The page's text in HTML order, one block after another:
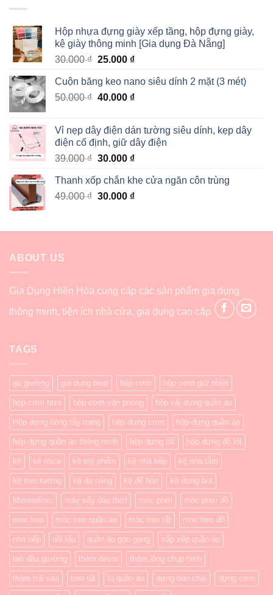
Hộp nhựa đựng giày xếp tầng, hộp đựng giày,
kệ giày thông minh [Gia dụng Đà Nẵng]
30.000₫ 25.000 ₫
Cuộn băng keo nano siêu dính 2 mặt (3 mét)
50.000₫ 40.000 ₫
Vỉ nẹp dây điện dán tường siêu dính, kẹp dây
điện cố định, giữ dây điện
39.000₫ 30.000 ₫
Thanh xốp chắn khe cửa ngăn côn trùng
49.000₫ 30.000 ₫
ABOUT US
Gia Dụng Hiền Hòa cung cấp các sản phẩm gia dụng
thông minh, tiện ích nhà cửa, gia dụng cao cấp
TAGS
ga giường gia dụng bear hộp cơm hộp cơm giữ nhiệt
hộp cơm trưa hộp cơm văn phòng hộp vải đựng quần áo
Hộp đựng bông tẩy trang hộp đựng cơm hộp đựng quần áo
hộp đựng quần áo thông minh hộp đựng tất hộp đựng đồ lót
kệ kệ mica kệ mỹ phẩm kệ nhà bếp kệ nhà tắm
kệ treo tường kệ đa năng kệ để bàn kệ đựng bút
Minimalism máy sấy dao thớt móc phơi móc phơi đồ
móc treo móc treo quần áo móc treo tất móc treo đồ
nhà bếp nồi lẩu quần áo gọn gàng sắp xếp quần áo
tab đầu giường thảm decor thảm lông chụp hình
thảm trải sàn treo tất tủ quần áo đựng bàn chải đựng cơm